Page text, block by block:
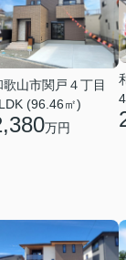
歌山市関戸４丁目
(96.46㎡)
万円